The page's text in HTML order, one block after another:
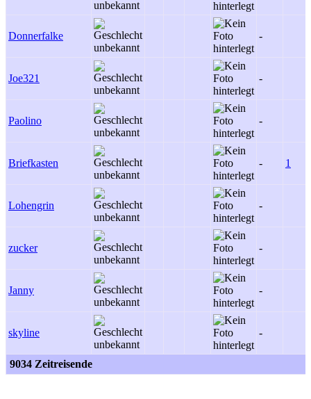
Donnerfalke -
Joe321 -
Paolino -
Briefkasten - 1
Lohengrin -
zucker -
Janny -
skyline -
9034 Zeitreisende